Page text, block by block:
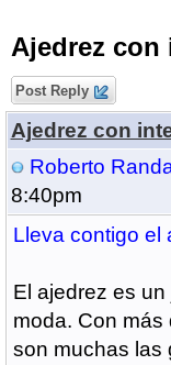
Ajedrez
Post Reply
Ajedrez con
Roberto
8:40pm
Lleva contigo el
El ajedrez es
moda. Con
son muchas las